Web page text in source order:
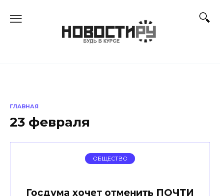
ГЛАВНАЯ
23 февраля
ОБЩЕСТВО
Госдума хочет отменить ПОЧТИ